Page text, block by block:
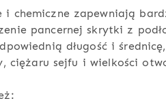
i chemiczne zapewniają
pancernej skrytki z
długość i
ciężaru sejfu i wielkości